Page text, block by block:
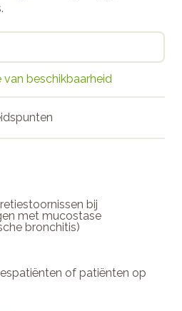
beschikbaarheid
bij
met mucostase
bronchitis)
of patiënten op